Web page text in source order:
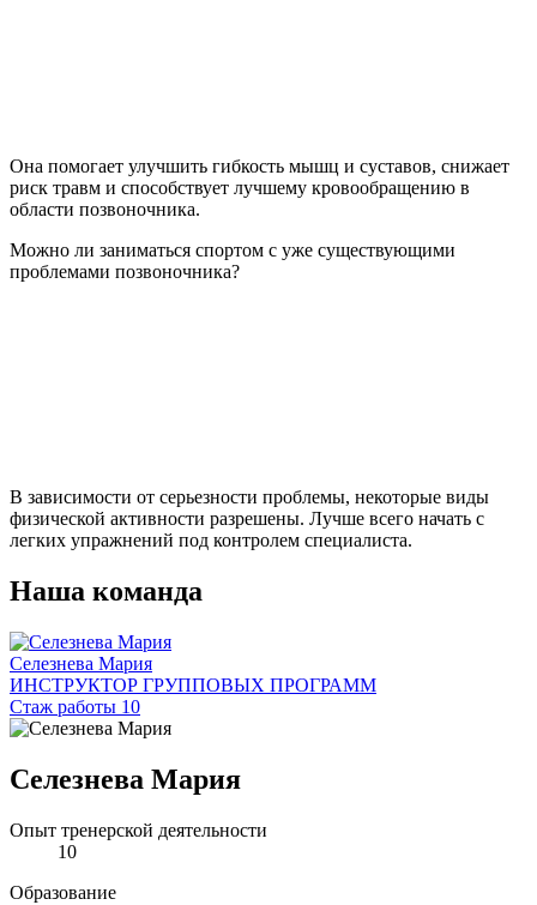
Она помогает улучшить гибкость мышц и суставов, снижает
риск травм и способствует лучшему кровообращению в
области позвоночника.
Можно ли заниматься спортом с уже существующими
проблемами позвоночника?
В зависимости от серьезности проблемы, некоторые виды
физической активности разрешены. Лучше всего начать с
легких упражнений под контролем специалиста.
Наша команда
Селезнева Мария
ИНСТРУКТОР ГРУППОВЫХ ПРОГРАММ
Стаж работы 10
Селезнева Мария
Опыт тренерской деятельности
10
Образование